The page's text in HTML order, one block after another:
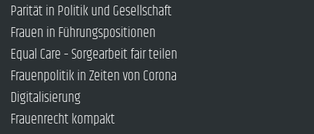
Parität in Politik und Gesellschaft
Frauen in Führungspositionen
Equal Care – Sorgearbeit fair teilen
Frauenpolitik in Zeiten von Corona
Digitalisierung
Frauenrecht kompakt